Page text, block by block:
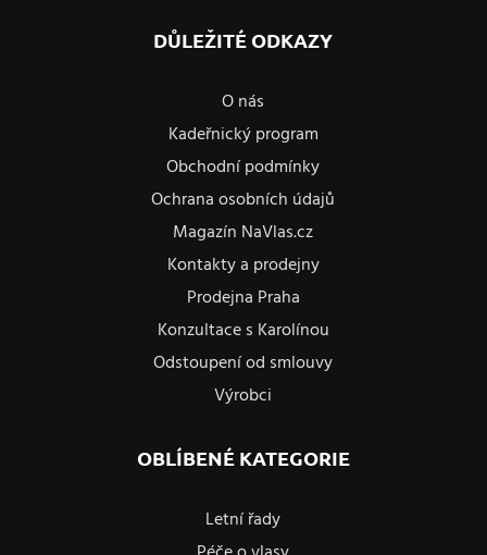
DŮLEŽITÉ ODKAZY
O nás
Kadeřnický program
Obchodní podmínky
Ochrana osobních údajů
Magazín NaVlas.cz
Kontakty a prodejny
Prodejna Praha
Konzultace s Karolínou
Odstoupení od smlouvy
Výrobci
OBLÍBENÉ KATEGORIE
Letní řady